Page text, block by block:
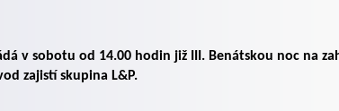
v sobotu od 14.00 hodin již III. Benátskou noc na
zajistí skupina L&P.